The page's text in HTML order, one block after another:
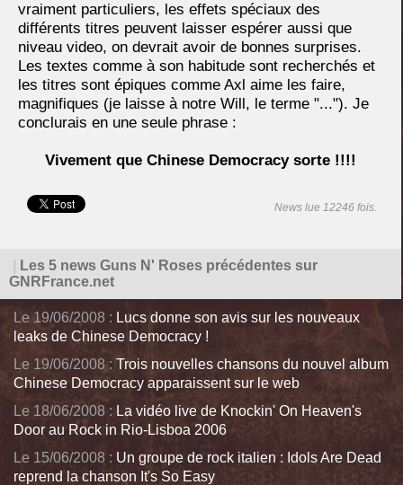
vraiment particuliers, les effets spéciaux des
différents titres peuvent laisser espérer aussi que
niveau video, on devrait avoir de bonnes surprises.
Les textes comme à son habitude sont recherchés et
les titres sont épiques comme Axl aime les faire,
magnifiques (je laisse à notre Will, le terme "..."). Je
conclurais en une seule phrase :
Vivement que Chinese Democracy sorte !!!!
News lue 12246 fois.
Les 5 news Guns N' Roses précédentes sur
GNRFrance.net
Le 19/06/2008 : Lucs donne son avis sur les nouveaux
leaks de Chinese Democracy !
Le 19/06/2008 : Trois nouvelles chansons du nouvel album
Chinese Democracy apparaissent sur le web
Le 18/06/2008 : La vidéo live de Knockin' On Heaven's
Door au Rock in Rio-Lisboa 2006
Le 15/06/2008 : Un groupe de rock italien : Idols Are Dead
reprend la chanson It's So Easy